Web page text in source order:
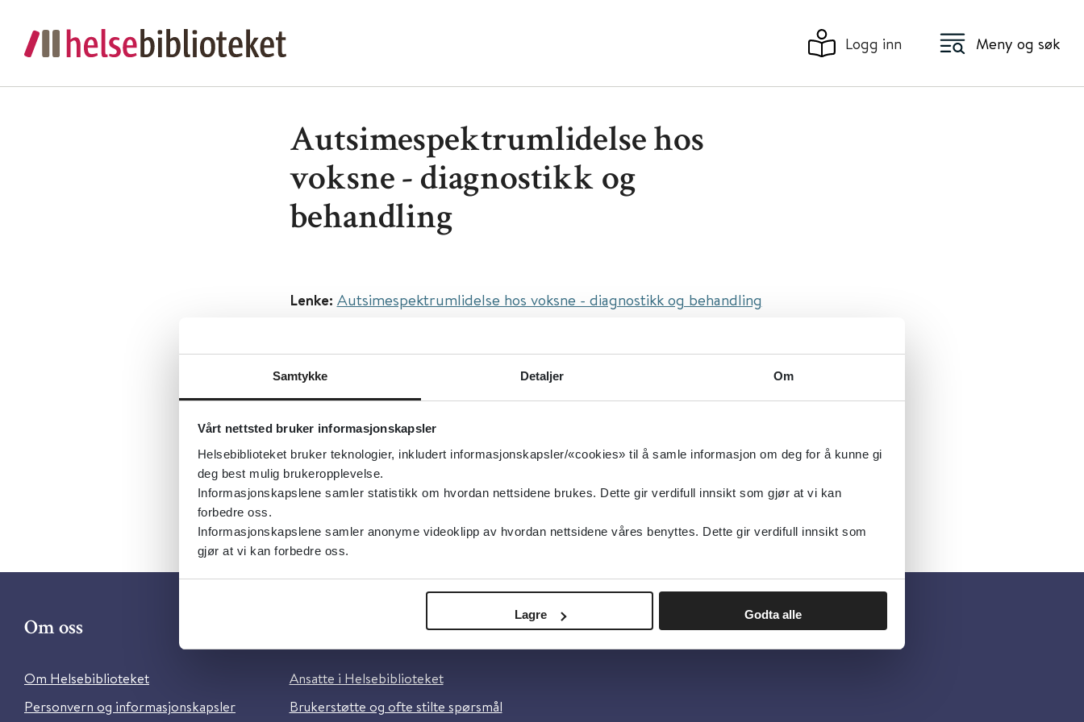
Samtykke Detaljer Om
Vårt nettsted bruker informasjonskapsler
Helsebiblioteket bruker teknologier, inkludert informasjonskapsler/«cookies» til å samle informasjon om deg for å kunne gi
deg best mulig brukeropplevelse.
Informasjonskapslene samler statistikk om hvordan nettsidene brukes. Dette gir verdifull innsikt som gjør at vi kan
forbedre oss.
Informasjonskapslene samler anonyme videoklipp av hvordan nettsidene våres benyttes. Dette gir verdifull innsikt som
gjør at vi kan forbedre oss.
Lagre Godta alle
Logg inn Meny og søk
Autsimespektrumlidelse hos
voksne - diagnostikk og
behandling
Lenke: Autsimespektrumlidelse hos voksne - diagnostikk og behandling
management
Først publisert:
Sist faglig oppdatert:14.02.2020
Språk:Norsk
Om oss
Om Helsebiblioteket
Personvern og informasjonskapsler
Ansatte i Helsebiblioteket
Brukerstøtte og ofte stilte spørsmål